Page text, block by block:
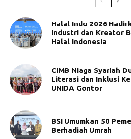
Halal Indo 2026
Industri dan Kreator
Halal Indonesia
CIMB Niaga Syariah
Literasi dan Inklusi
UNIDA Gontor
BSI Umumkan 50
Berhadiah Umrah